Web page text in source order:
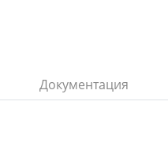
Документация